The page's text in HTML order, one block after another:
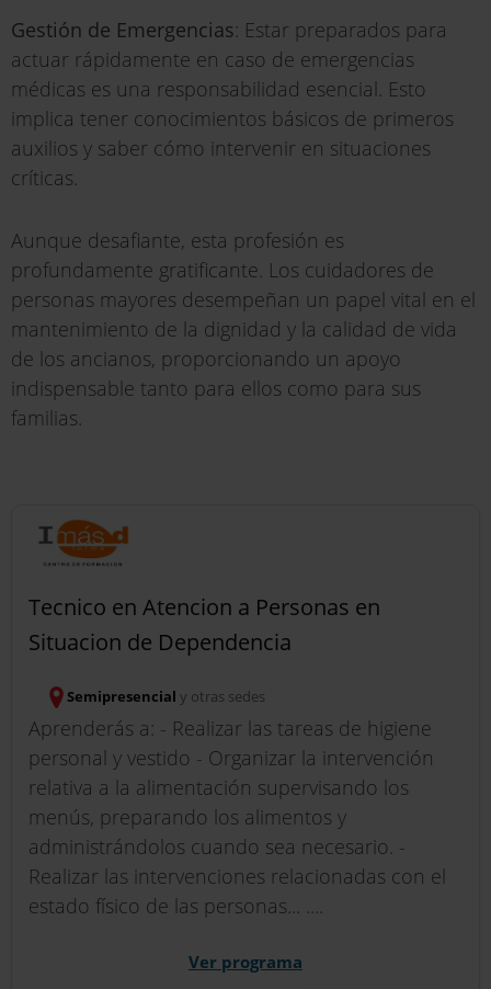
Gestión de Emergencias: Estar preparados para
actuar rápidamente en caso de emergencias
médicas es una responsabilidad esencial. Esto
implica tener conocimientos básicos de primeros
auxilios y saber cómo intervenir en situaciones
críticas.
Aunque desafiante, esta profesión es
profundamente gratificante. Los cuidadores de
personas mayores desempeñan un papel vital en el
mantenimiento de la dignidad y la calidad de vida
de los ancianos, proporcionando un apoyo
indispensable tanto para ellos como para sus
familias.
Tecnico en Atencion a Personas en
Situacion de Dependencia
Semipresencial y otras sedes
Aprenderás a: - Realizar las tareas de higiene
personal y vestido - Organizar la intervención
relativa a la alimentación supervisando los
menús, preparando los alimentos y
administrándolos cuando sea necesario. -
Realizar las intervenciones relacionadas con el
estado físico de las personas... ....
Ver programa